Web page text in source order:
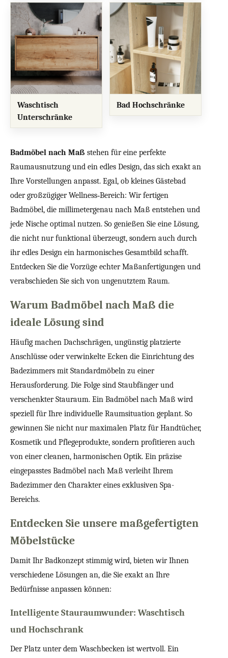
Waschtisch
Unterschränke
Bad Hochschränke
Badmöbel nach Maß stehen für eine perfekte
Raumausnutzung und ein edles Design, das sich exakt an
Ihre Vorstellungen anpasst. Egal, ob kleines Gästebad
oder großzügiger Wellness‑Bereich: Wir fertigen
Badmöbel, die millimetergenau nach Maß entstehen und
jede Nische optimal nutzen. So genießen Sie eine Lösung,
die nicht nur funktional überzeugt, sondern auch durch
ihr edles Design ein harmonisches Gesamtbild schafft.
Entdecken Sie die Vorzüge echter Maßanfertigungen und
verabschieden Sie sich von ungenutztem Raum.
Warum Badmöbel nach Maß die
ideale Lösung sind
Häufig machen Dachschrägen, ungünstig platzierte
Anschlüsse oder verwinkelte Ecken die Einrichtung des
Badezimmers mit Standardmöbeln zu einer
Herausforderung. Die Folge sind Staubfänger und
verschenkter Stauraum. Ein Badmöbel nach Maß wird
speziell für Ihre individuelle Raumsituation geplant. So
gewinnen Sie nicht nur maximalen Platz für Handtücher,
Kosmetik und Pflegeprodukte, sondern profitieren auch
von einer cleanen, harmonischen Optik. Ein präzise
eingepasstes Badmöbel nach Maß verleiht Ihrem
Badezimmer den Charakter eines exklusiven Spa-
Bereichs.
Entdecken Sie unsere maßgefertigten
Möbelstücke
Damit Ihr Badkonzept stimmig wird, bieten wir Ihnen
verschiedene Lösungen an, die Sie exakt an Ihre
Bedürfnisse anpassen können:
Intelligente Stauraumwunder: Waschtisch
und Hochschrank
Der Platz unter dem Waschbecken ist wertvoll. Ein